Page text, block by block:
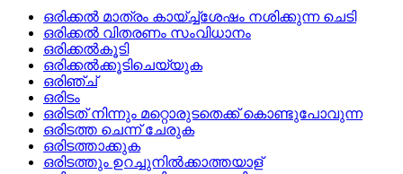
ഒരിക്കല്‍ മാത്രം കായ്‌ച്ച്‌ശേഷം നശിക്കുന്ന ചെടി
ഒരിക്കല്‍ വിതരണം സംവിധാനം
ഒരിക്കല്‍കൂടി
ഒരിക്കല്‍ക്കൂടിചെയ്യുക
ഒരിഞ്ച്
ഒരിടം
ഒരിടത് നിന്നും മറ്റൊരുടതെക്ക് കൊണ്ടുപോവുന്ന
ഒരിടത്ത ചെന്ന് ചേരുക
ഒരിടത്താക്കുക
ഒരിടത്തും ഉറച്ചുനില്‍ക്കാത്തയാള്